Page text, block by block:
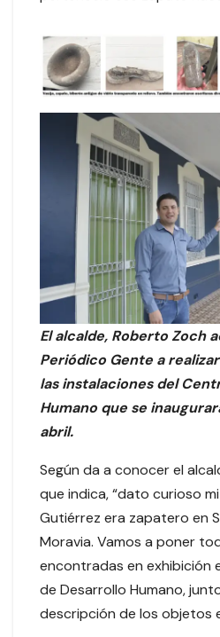
El alcalde, Roberto Zoch
Periódico Gente a
las instalaciones del
Humano que se
abril.
Según da a conocer el
que indica, “dato curioso
Gutiérrez era zapatero en
Moravia. Vamos a poner
encontradas en exhibición
de Desarrollo Humano,
descripción de los objetos